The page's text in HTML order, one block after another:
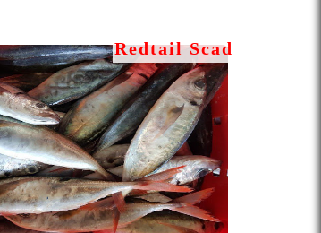
Redtail Scad